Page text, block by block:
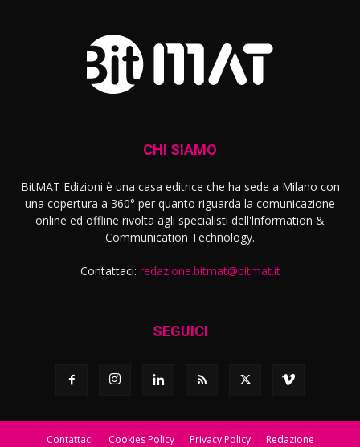
CHI SIAMO
BitMAT Edizioni è una casa editrice che ha sede a Milano con
una copertura a 360° per quanto riguarda la comunicazione
online ed offline rivolta agli specialisti dell'lnformation &
Communication Technology.
Contattaci: redazione.bitmat@bitmat.it
SEGUICI
Contattaci Cookies Policy Privacy Policy Redazione